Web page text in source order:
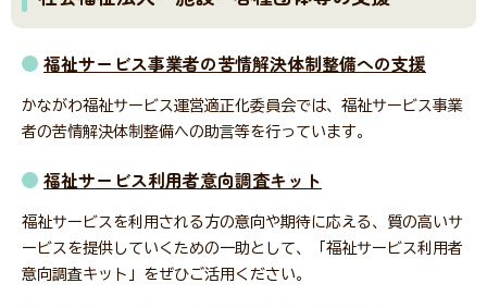
福祉サービス事業者の苦情解決体制整備への支援
かながわ福祉サービス運営適正化委員会では、福祉サービス事業
者の苦情解決体制整備への助言等を行っています。
福祉サービス利用者意向調査キット
福祉サービスを利用される方の意向や期待に応える、質の高いサ
ービスを提供していくための一助として、「福祉サービス利用者
意向調査キット」をぜひご活用ください。
サイト内検索 Language
リンク
サイト内検索
当サイトご利用に当たって
個人情報保護について
アクセシビリティについて